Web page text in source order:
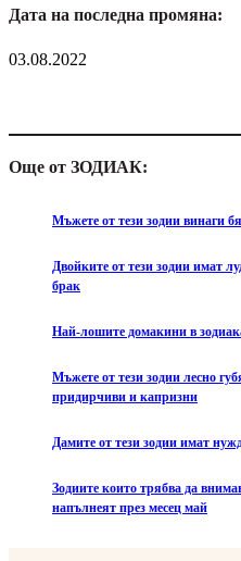
Дата на последна промяна:
03.08.2022
Още от ЗОДИАК:
Мъжете от тези зодии винаги
Двойките от тези зодии имат
брак
Най-лошите домакини в
Мъжете от тези зодии лесно
придирчиви и капризни
Дамите от тези зодии имат
Зодиите които трябва да
напълнеят през месец май